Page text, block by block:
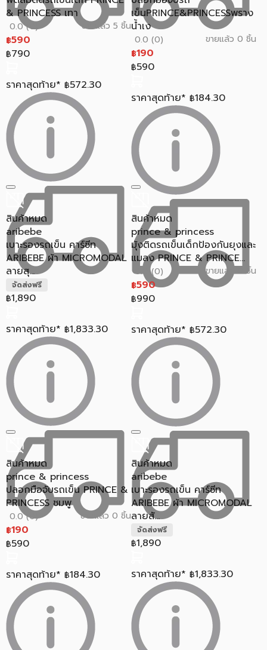
& PRINCESS เทา
0.0 (0) ขายแล้ว 5 ชิ้น
฿590
฿790
ราคาสุดท้าย* ฿572.30
เข็นPRINCE&PRINCESSพราง
น้ำเง
0.0 (0) ขายแล้ว 0 ชิ้น
฿190
฿590
ราคาสุดท้าย* ฿184.30
สินค้าหมด
aribebe
เบาะรองรถเข็น คาร์ซีท
ARIBEBE ผ้า MICROMODAL
ลายสุ...
จัดส่งฟรี
฿1,890
ราคาสุดท้าย* ฿1,833.30
สินค้าหมด
prince & princess
มุ้งติดรถเข็นเด็กป้องกันยุงและ
แมลง PRINCE & PRINCE...
0.0 (0) ขายแล้ว 0 ชิ้น
฿590
฿990
ราคาสุดท้าย* ฿572.30
สินค้าหมด
prince & princess
ปลอกมือจับรถเข็น PRINCE &
PRINCESS ชมพู
0.0 (0) ขายแล้ว 0 ชิ้น
฿190
฿590
ราคาสุดท้าย* ฿184.30
สินค้าหมด
aribebe
เบาะรองรถเข็น คาร์ซีท
ARIBEBE ผ้า MICROMODAL
ลายสั...
จัดส่งฟรี
฿1,890
ราคาสุดท้าย* ฿1,833.30